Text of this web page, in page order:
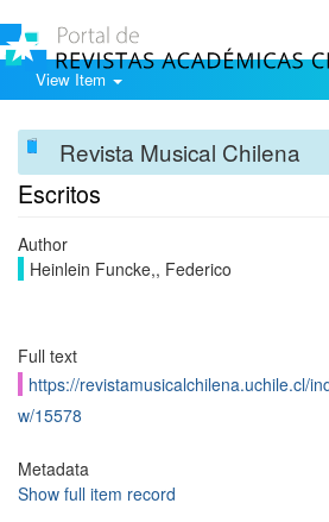
View Item
Revista Musical Chilena
Escritos
Author
Heinlein Funcke,, Federico
Full text
https://revistamusicalchilena.uchile.cl/
w/15578
Metadata
Show full item record